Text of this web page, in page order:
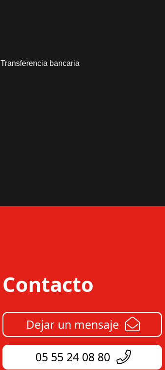
Transferencia bancaria
Contacto
Dejar un mensaje
05 55 24 08 80